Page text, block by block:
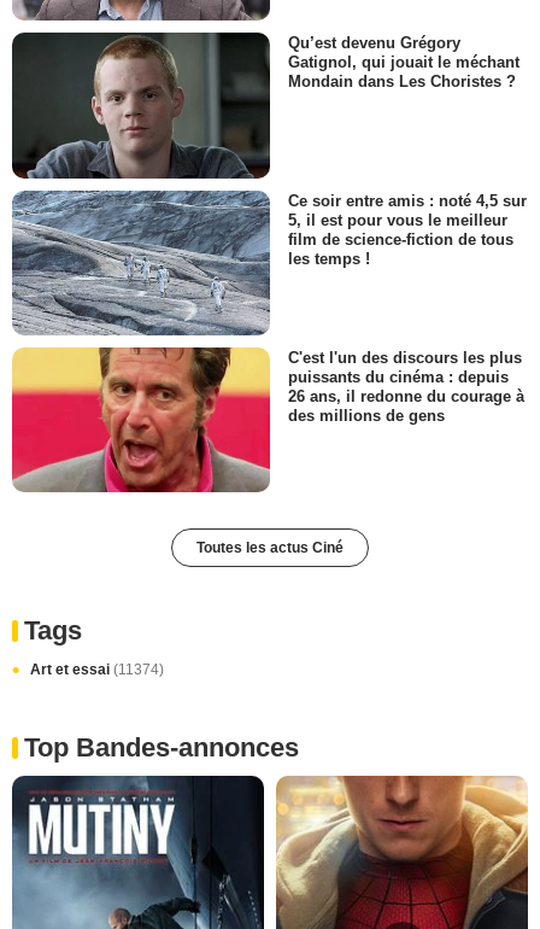
Qu’est devenu Grégory
Gatignol, qui jouait le méchant
Mondain dans Les Choristes ?
Ce soir entre amis : noté 4,5 sur
5, il est pour vous le meilleur
film de science-fiction de tous
les temps !
C'est l'un des discours les plus
puissants du cinéma : depuis
26 ans, il redonne du courage à
des millions de gens
Toutes les actus Ciné
Tags
Art et essai (11374)
Top Bandes-annonces